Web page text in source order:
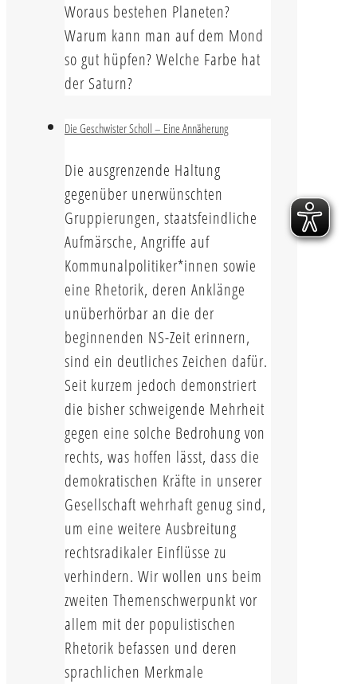
Woraus bestehen Planeten?
Warum kann man auf dem Mond
so gut hüpfen? Welche Farbe hat
der Saturn?
Die Geschwister Scholl – Eine Annäherung
Die ausgrenzende Haltung
gegenüber unerwünschten
Gruppierungen, staatsfeindliche
Aufmärsche, Angriffe auf
Kommunalpolitiker*innen sowie
eine Rhetorik, deren Anklänge
unüberhörbar an die der
beginnenden NS-Zeit erinnern,
sind ein deutliches Zeichen dafür.
Seit kurzem jedoch demonstriert
die bisher schweigende Mehrheit
gegen eine solche Bedrohung von
rechts, was hoffen lässt, dass die
demokratischen Kräfte in unserer
Gesellschaft wehrhaft genug sind,
um eine weitere Ausbreitung
rechtsradikaler Einflüsse zu
verhindern. Wir wollen uns beim
zweiten Themenschwerpunkt vor
allem mit der populistischen
Rhetorik befassen und deren
sprachlichen Merkmale